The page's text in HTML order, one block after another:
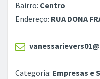
Bairro: Centro
Endereço: RUA DONA
Categoria: Empresas e